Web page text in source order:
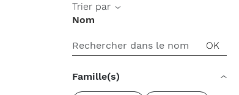
Trier par
Nom
Famille(s)